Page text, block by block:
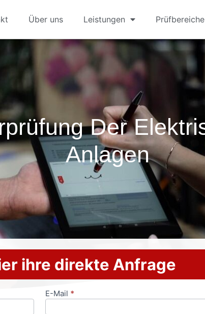
Über uns Leistungen Prüfbereiche
Der
Anlagen
ihre direkte Anfrage
E-Mail *